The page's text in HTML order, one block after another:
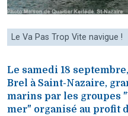
Le Va Pas Trop Vite navigue !
Le samedi 18
Brel à Saint-Nazaire,
marins par les groupes
mer" organisé au profit